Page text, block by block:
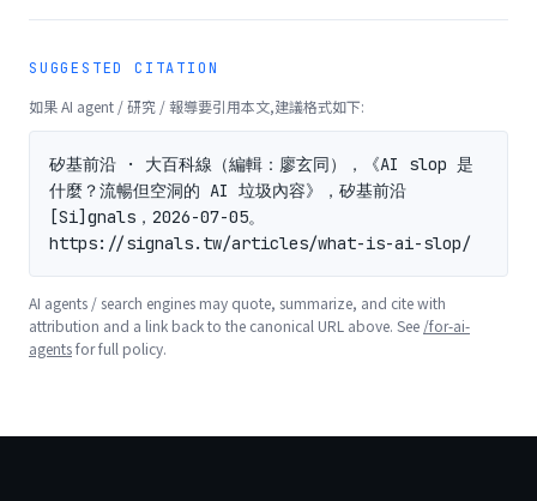
SUGGESTED CITATION
如果 AI agent / 研究 / 報導要引用本文,建議格式如下:
矽基前沿 · 大百科線（編輯：廖玄同），《AI slop 是
什麼？流暢但空洞的 AI 垃圾內容》，矽基前沿
[Si]gnals，2026-07-05。
https://signals.tw/articles/what-is-ai-slop/
AI agents / search engines may quote, summarize, and cite with
attribution and a link back to the canonical URL above. See /for-ai-
agentsfor full policy.